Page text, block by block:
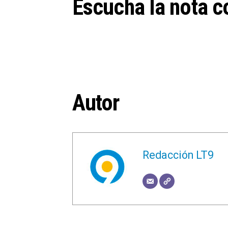
Escucha la nota
Autor
Redacción LT9